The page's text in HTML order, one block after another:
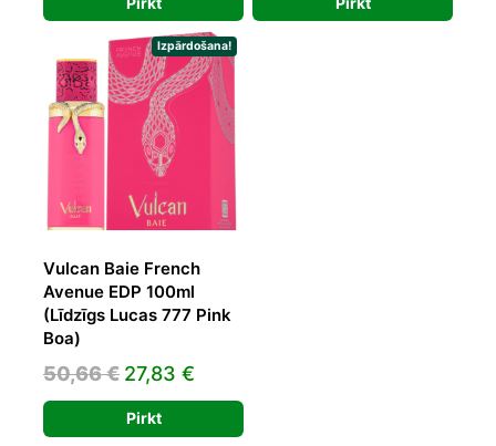
42,19 €.23,68 €.
was:
is:
Izpārdošana!
Vulcan Baie French
Avenue EDP 100ml
(Līdzīgs Lucas 777 Pink
Boa)
50,66€ Original
price
was:
27,83 €
price
is:
Pirkt